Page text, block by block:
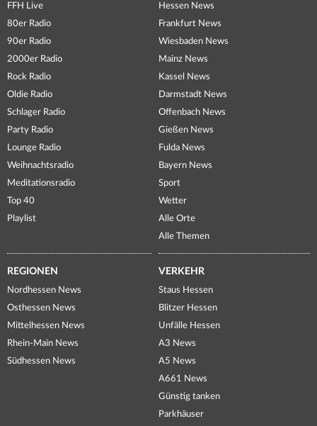
FFH Live
80er Radio
90er Radio
2000er Radio
Rock Radio
Oldie Radio
Schlager Radio
Party Radio
Lounge Radio
Weihnachtsradio
Meditationsradio
Top 40
Playlist
Hessen News
Frankfurt News
Wiesbaden News
Mainz News
Kassel News
Darmstadt News
Offenbach News
Gießen News
Fulda News
Bayern News
Sport
Wetter
Alle Orte
Alle Themen
REGIONEN
Nordhessen News
Osthessen News
Mittelhessen News
Rhein-Main News
Südhessen News
VERKEHR
Staus Hessen
Blitzer Hessen
Unfälle Hessen
A3 News
A5 News
A661 News
Günstig tanken
Parkhäuser